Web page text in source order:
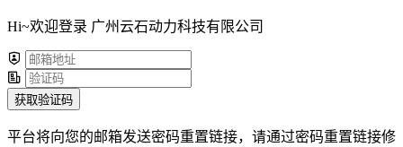
Hi~欢迎登录 广州云石动力科技有限公司
获取验证码
平台将向您的邮箱发送密码重置链接，请通过密码重置链接修